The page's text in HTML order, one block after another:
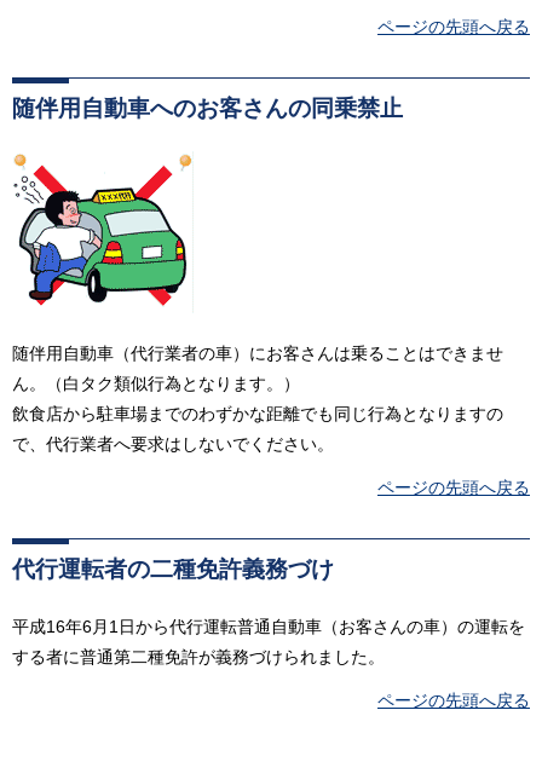
ページの先頭へ戻る
随伴用自動車へのお客さんの同乗禁止
随伴用自動車（代行業者の車）にお客さんは乗ることはできませ
ん。（白タク類似行為となります。）
飲食店から駐車場までのわずかな距離でも同じ行為となりますの
で、代行業者へ要求はしないでください。
ページの先頭へ戻る
代行運転者の二種免許義務づけ
平成16年6月1日から代行運転普通自動車（お客さんの車）の運転を
する者に普通第二種免許が義務づけられました。
ページの先頭へ戻る